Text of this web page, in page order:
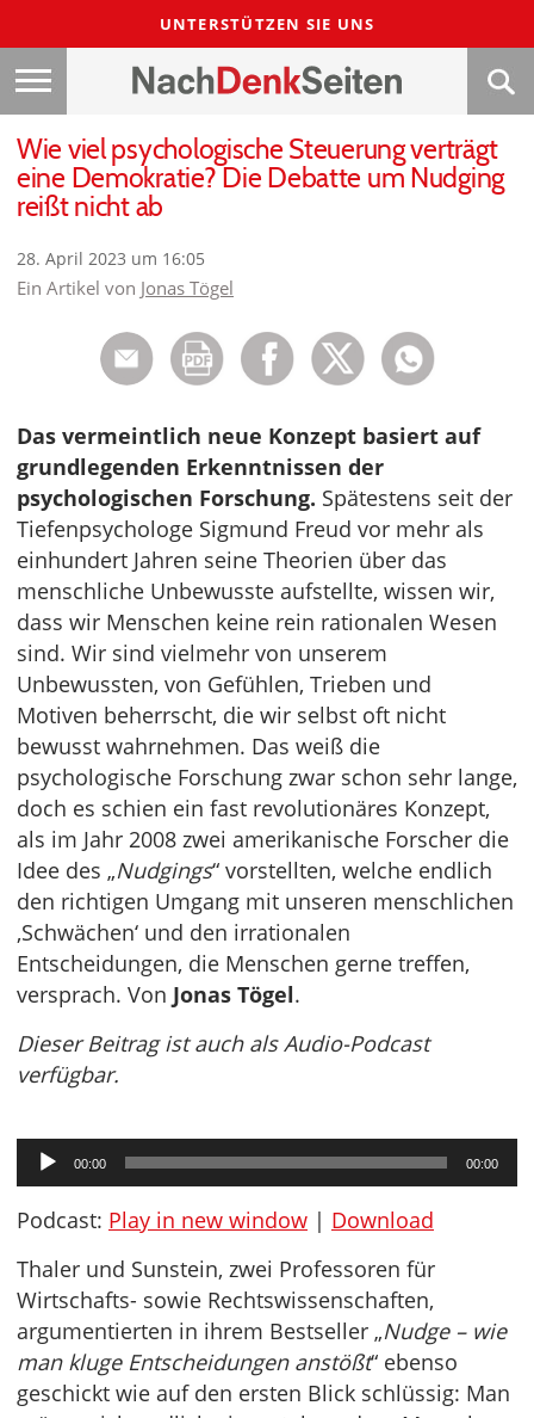
UNTERSTÜTZEN SIE UNS
Wie viel psychologische Steuerung verträgt
eine Demokratie? Die Debatte um Nudging
reißt nicht ab
28. April 2023 um 16:05
Ein Artikel von Jonas Tögel
Das vermeintlich neue Konzept basiert auf
grundlegenden Erkenntnissen der
psychologischen Forschung. Spätestens seit der
Tiefenpsychologe Sigmund Freud vor mehr als
einhundert Jahren seine Theorien über das
menschliche Unbewusste aufstellte, wissen wir,
dass wir Menschen keine rein rationalen Wesen
sind. Wir sind vielmehr von unserem
Unbewussten, von Gefühlen, Trieben und
Motiven beherrscht, die wir selbst oft nicht
bewusst wahrnehmen. Das weiß die
psychologische Forschung zwar schon sehr lange,
doch es schien ein fast revolutionäres Konzept,
als im Jahr 2008 zwei amerikanische Forscher die
Idee des „Nudgings“ vorstellten, welche endlich
den richtigen Umgang mit unseren menschlichen
‚Schwächen‘ und den irrationalen
Entscheidungen, die Menschen gerne treffen,
versprach. Von Jonas Tögel.
Dieser Beitrag ist auch als Audio-Podcast
verfügbar.
Audio-
Player
00:00 00:00
Podcast: Play in new window | Download
Thaler und Sunstein, zwei Professoren für
Wirtschafts- sowie Rechtswissenschaften,
argumentierten in ihrem Bestseller „Nudge – wie
man kluge Entscheidungen anstößt“ ebenso
geschickt wie auf den ersten Blick schlüssig: Man